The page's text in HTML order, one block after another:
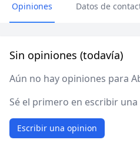
Opiniones Datos de
Sin opiniones (todavía)
Aún no hay opiniones para
Sé el primero en escribir
Escribir una opinion